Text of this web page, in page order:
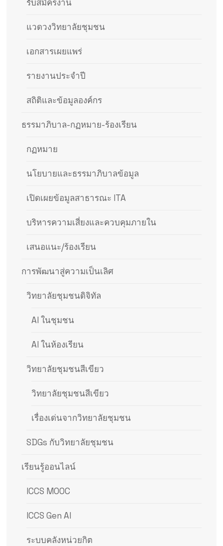
รับสมัครงาน
แวดวงวิทยาลัยชุมชน
เอกสารเผยแพร่
รายงานประจำปี
สถิติและข้อมูลองค์กร
ธรรมาภิบาล-กฏหมาย-ร้องเรียน
กฏหมาย
นโยบายและธรรมาภิบาลข้อมูล
เปิดเผยข้อมูลสาธารณะ ITA
บริหารความเสี่ยงและควบคุมภายใน
เสนอแนะ/ร้องเรียน
การพัฒนาสู่ความเป็นเลิศ
วิทยาลัยชุมชนดิจิทัล
AI ในชุมชน
AI ในห้องเรียน
วิทยาลัยชุมชนสีเขียว
วิทยาลัยชุมชนสีเขียว
เรื่องเด่นจากวิทยาลัยชุมชน
SDGs กับวิทยาลัยชุมชน
เรียนรู้ออนไลน์
ICCS MOOC
ICCS Gen AI
ระบบคลังหน่วยกิต